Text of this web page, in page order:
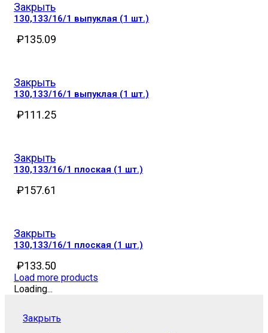
Закрыть
Закрыть
130,133/16/1 выпуклая (1 шт.)
₽135.09
Закрыть
130,133/16/1 выпуклая (1 шт.)
₽111.25
Закрыть
130,133/16/1 плоская (1 шт.)
₽157.61
Закрыть
130,133/16/1 плоская (1 шт.)
₽133.50
Load more products
Loading...